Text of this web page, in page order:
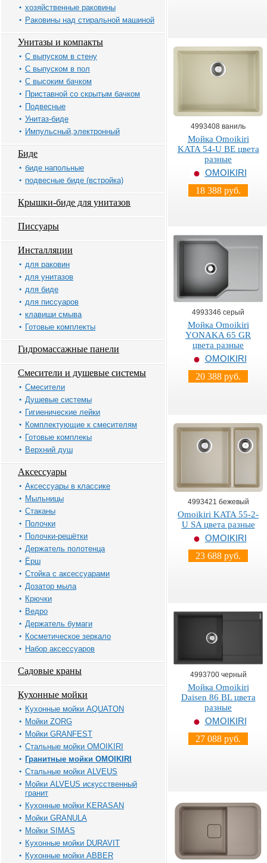
хозяйственные раковины
Раковины над стиральной машиной
Унитазы и компакты
С выпуском в стену
С выпуском в пол
С высоким бачком
Приставной со скрытым бачком
Подвесные
Унитаз-биде
Импульсный,электронный
Биде
биде напольные
подвесные биде (встройка)
Крышки-биде для унитазов
Писсуары
Инсталляции
для раковин
для унитазов
для биде
для писсуаров
клавиши смыва
Готовые комплекты
Гидромассажные панели
Смесители и душевые системы
Смесители
Душевые системы
Гигиенические лейки
Комплектующие к смесителям
Готовые комплекы
Верхний душ
Аксессуары
Аксессуары в классике
Мыльницы
Стаканы
Полочки
Полочки-решётки
Держатель полотенца
Ёрш
Стойка с аксессуарами
Дозатор мыла
Крючки
Ведро
Держатель бумаги
Косметическое зеркало
Набор аксессуаров
Садовые краны
Кухонные мойки
Кухонные мойки AQUATON
Мойки ZORG
Мойки GRANFEST
Стальные мойки OMOIKIRI
Гранитные мойки OMOIKIRI
Стальные мойки ALVEUS
Мойки ALVEUS искусственный
гранит
Кухонные мойки KERASAN
Мойки GRANULA
Мойки SIMAS
Кухонные мойки DURAVIT
Кухонные мойки ABBER
4993408 ваниль
Мойка Omoikiri
KATA 54-U BE цвета
разные
OMOIKIRI
18 388 руб.
4993346 серый
Мойка Omoikiri
YONAKA 65 GR
цвета разные
OMOIKIRI
20 388 руб.
4993421 бежевый
Omoikiri KATA 55-2-
U SA цвета разные
OMOIKIRI
23 688 руб.
4993700 черный
Мойка Omoikiri
Daisen 86 BL цвета
разные
OMOIKIRI
27 088 руб.